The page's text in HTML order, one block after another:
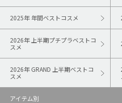
2025年 年間ベストコスメ
2026年 上半期プチプラベストコ
スメ
2026年 GRAND 上半期ベストコ
スメ
アイテム別